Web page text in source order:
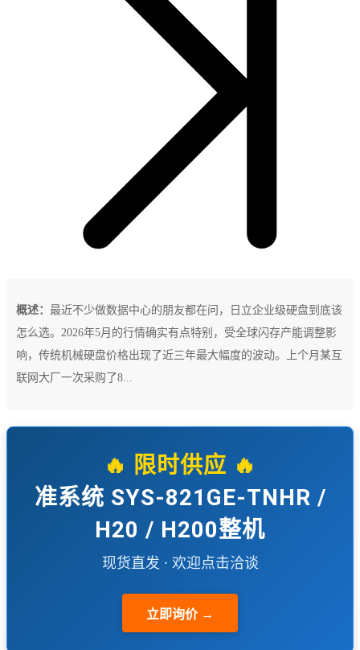
概述： 最近不少做数据中心的朋友都在问，日立企业级硬盘到底该
怎么选。2026年5月的行情确实有点特别，受全球闪存产能调整影
响，传统机械硬盘价格出现了近三年最大幅度的波动。上个月某互
联网大厂一次采购了8...
🔥 限时供应 🔥
准系统 SYS-821GE-TNHR /
H20 / H200整机
现货直发 · 欢迎点击洽谈
立即询价 →